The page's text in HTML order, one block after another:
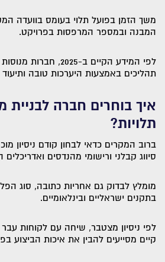
משך הזמן בפועל תלוי בעומס בוועדה
המבנה ובמספר המרפסות בפרויקט.
לפי המידע הקיים ב-2025,
תהליכים באמצעות היערכות טובה
איך בוחרים חברה
תלויות?
ברוב המקרים כדאי לבחון קודם ניסיון
סיווג קבלני ורישומי מהנדסים
מומלץ לבדוק גם אחריות כתובה, סוג
בתקנים ישראליים ובינלאומיים.
לפי ניסיון מצטבר, שיחה עם לקוחות
קיים מסייעים להבין את איכות הביצוע